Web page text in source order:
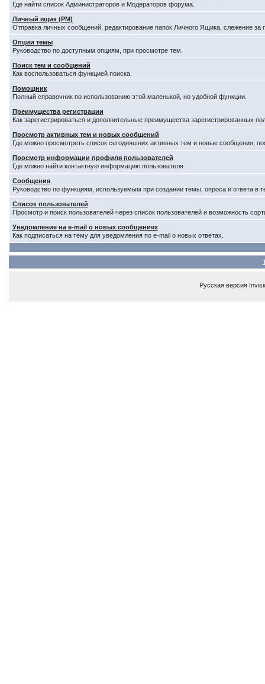
Где найти список Администраторов и Модераторов форума.
Личный ящик (PM)
Отправка личных сообщений, редактирование папок Личного Ящика, слежение
Опции темы
Руководство по доступным опциям, при просмотре тем.
Поиск тем и сообщений
Как воспользоваться функцией поиска.
Помощник
Полный справочник по использованию этой маленькой, но удобной функции.
Преимущества регистрации
Как зарегистрироваться и дополнительные преимущества зарегистрированных
Просмотр активных тем и новых сообщений
Где можно просмотреть список сегодняшних активных тем и новые сообщения,
Просмотр информации профиля пользователей
Где можно найти контактную информацию пользователя.
Сообщения
Руководство по функциям, используемым при создании темы, опроса и ответа в
Список пользователей
Просмотр и поиск пользователей через список пользователей и возможность
Уведомление на e-mail о новых сообщениях
Как подписаться на тему для уведомления по e-mail о новых ответах.
Русская версия